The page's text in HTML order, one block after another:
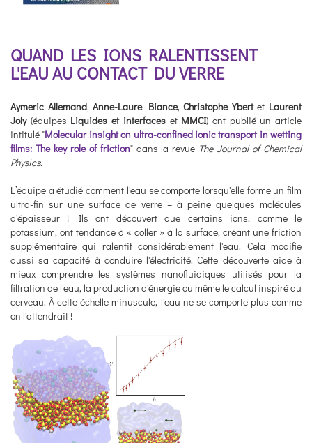
QUAND LES IONS RALENTISSENT
L'EAU AU CONTACT DU VERRE
Aymeric Allemand,Anne-Laure Biance,Christophe Ybertet Laurent
Joly(équipes Liquides et interfaceset MMCI) ont publié un article
intitulé "Molecular insight on ultra-confined ionic transport in wetting
films: The key role of friction" dans la revue The Journal of Chemical
Physics.
L’équipe a étudié comment l'eau se comporte lorsqu'elle forme un film
ultra-fin sur une surface de verre – à peine quelques molécules
d'épaisseur ! Ils ont découvert que certains ions, comme le
potassium, ont tendance à « coller » à la surface, créant une friction
supplémentaire qui ralentit considérablement l'eau. Cela modifie
aussi sa capacité à conduire l'électricité. Cette découverte aide à
mieux comprendre les systèmes nanofluidiques utilisés pour la
filtration de l'eau, la production d'énergie ou même le calcul inspiré du
cerveau. À cette échelle minuscule, l'eau ne se comporte plus comme
on l'attendrait !